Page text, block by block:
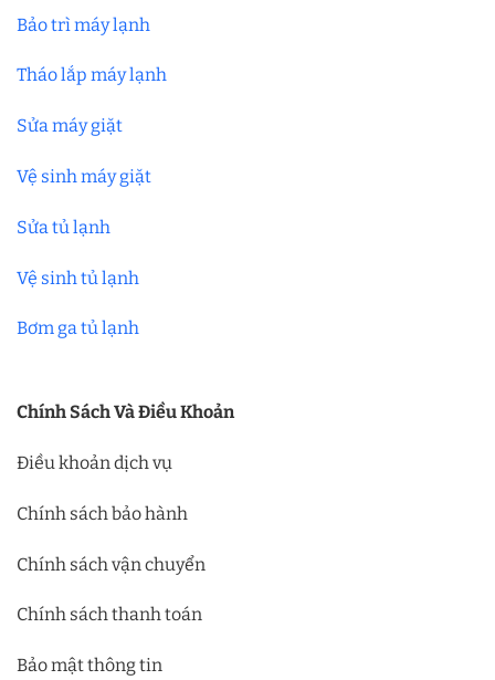
Bảo trì máy lạnh
Tháo lắp máy lạnh
Sửa máy giặt
Vệ sinh máy giặt
Sửa tủ lạnh
Vệ sinh tủ lạnh
Bơm ga tủ lạnh
Chính Sách Và Điều Khoản
Điều khoản dịch vụ
Chính sách bảo hành
Chính sách vận chuyển
Chính sách thanh toán
Bảo mật thông tin